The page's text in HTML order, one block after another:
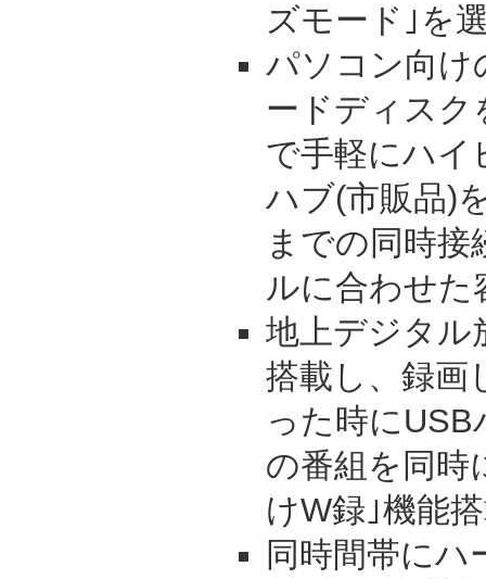
ズモード｣を
パソコン向け
ードディスク
で手軽にハイ
ハブ(市販品)
までの同時
ルに合わせた
地上デジタル
搭載し、録画
った時に
の番組を同時
けW録｣機能
同時間帯にハ